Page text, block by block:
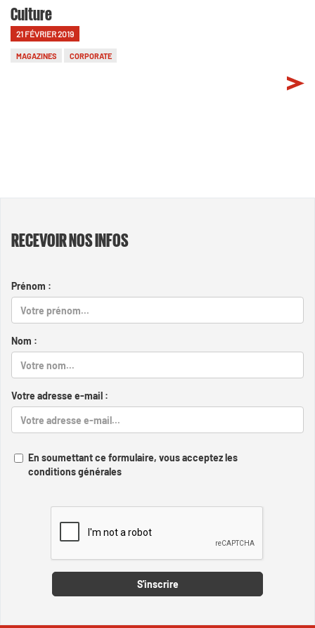
Culture
21 FÉVRIER 2019
MAGAZINES CORPORATE
RECEVOIR NOS INFOS
Prénom :
Nom :
Votre adresse e-mail :
En soumettant ce formulaire, vous acceptez les
conditions générales
S'inscrire